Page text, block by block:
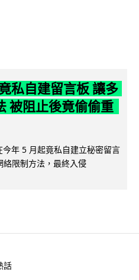
私自建留言板 讓多
被阻止後竟偷偷重
年 5 月起竟私自建立秘密留言
限制方法，最終入侵
話